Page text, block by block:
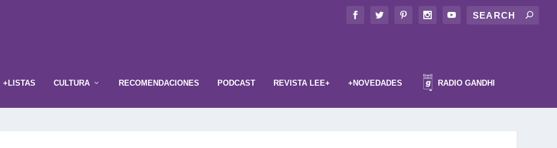
+LISTAS CULTURA RECOMENDACIONES PODCAST REVISTA LEE+ +NOVEDADES RADIO GANDHI